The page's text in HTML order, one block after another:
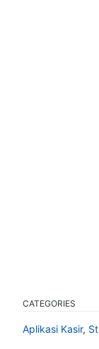
CATEGORIES
Aplikasi Kasir,